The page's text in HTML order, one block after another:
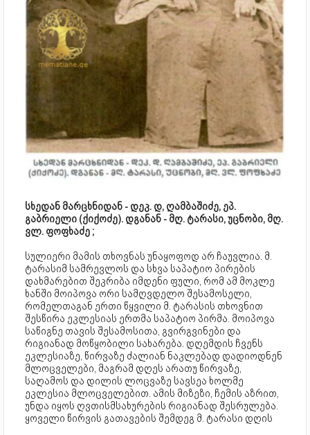
სხედან მარცხნიდან - დეკ. დ, ღამბაშიძე, ეპ.
გაბრიელი (ქიქოძე). დგანან - მღ. ტარასი, უცნობი, მღ.
ვლ. ფოფხაძე ;
სულიერი მამის თხოვნას უნაყოფოდ არ ჩაუვლია. მ.
ტარასიმ სამრევლოს და სხვა საპატიო პირების
დახმარებით შეკრიბა იმდენი ფული, რომ ამ მოკლე
ხანში მოიპოვა ორი სამღვდელო შესამოსელი,
რომელთაგან ერთი წყვილი მ. ტარასის თხოვნით
შესწირა ეკლესიას ერთმა საპატიო პირმა. მოიპოვა
საწიგნე თავის შესამოსითა, გვირგვინები და
რიგიანად მოწყობილი სახარება. დღემდის ჩვენს
ეკლესიაზე, წირვაზე ძალიან ნაკლებად დადიოდნენ
მლოცველები, მაგრამ დღეს არათუ წირვაზე,
საღამოს და დილის ლოცვაზე სავსეა ხოლმე
ეკლესია მლოცველებით. ამის მიზეზი, ჩემის აზრით,
უნდა იყოს ღვთისმსახურების რიგიანად შესრულება.
ყოველი წირვის გათავების შემდეგ მ. ტარასი დღის